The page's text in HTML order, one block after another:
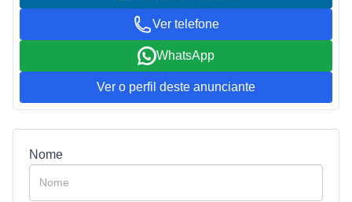
Ver telefone
WhatsApp
Ver o perfil deste anunciante
Nome